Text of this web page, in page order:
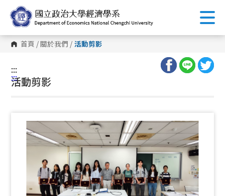
到
主
內
容 首頁 /關於我們 / 活動剪影
:::
:::
活動剪影